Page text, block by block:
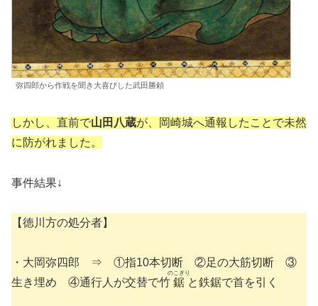
弥四郎から作戦を聞き大喜びした武田勝頼
しかし、直前で山田八蔵が、岡崎城へ通報したことで未然
に防がれました。
事件結果↓
【徳川方の処分者】
・大岡弥四郎 ⇒ ①指10本切断 ②足の大筋切断 ③
生き埋め ④通行人が交替で竹 鋸
のこぎり
と鉄鋸で首を引く